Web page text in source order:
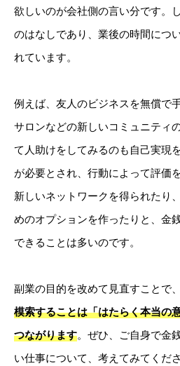
欲しいのが会社側の言い分です。
のはなしであり、業後の時間につ
れています。
例えば、友人のビジネスを無償で
サロンなどの新しいコミュニティ
て人助けをしてみるのも自己実現
が必要とされ、行動によって評価
新しいネットワークを得られたり
めのオプションを作ったりと、金
できることは多いのです。
副業の目的を改めて見直すことで、
模索することは「はたらく本当の
つながります。ぜひ、ご自身で金
い仕事について、考えてみてくださ